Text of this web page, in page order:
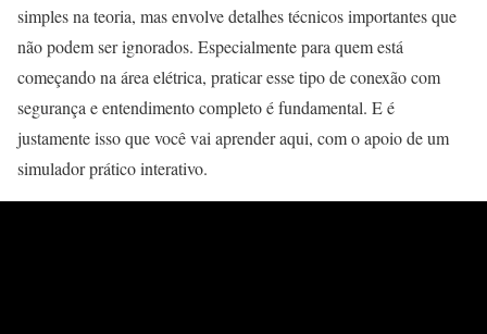
simples na teoria, mas envolve detalhes técnicos importantes que
não podem ser ignorados. Especialmente para quem está
começando na área elétrica, praticar esse tipo de conexão com
segurança e entendimento completo é fundamental. E é
justamente isso que você vai aprender aqui, com o apoio de um
simulador prático interativo.